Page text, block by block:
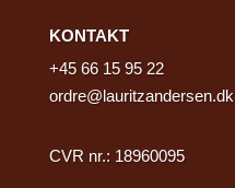
KONTAKT
+45 66 15 95 22
ordre@lauritzandersen.dk
CVR nr.: 18960095​